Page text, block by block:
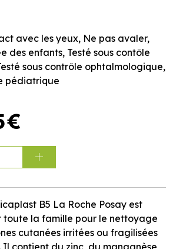
avec les yeux, Ne pas avaler,
des enfants, Testé sous contôle
sous contrôle ophtalmologique,
pédiatrique
€
B5 La Roche Posay est
toute la famille pour le nettoyage
cutanées irritées ou fragilisées
Il contient du zinc, du manganèse